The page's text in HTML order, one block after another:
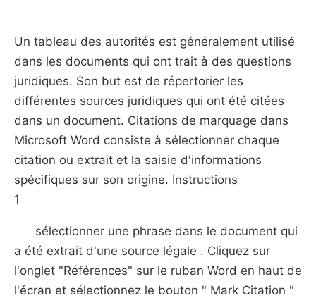
Un tableau des autorités est généralement utilisé
dans les documents qui ont trait à des questions
juridiques. Son but est de répertorier les
différentes sources juridiques qui ont été citées
dans un document. Citations de marquage dans
Microsoft Word consiste à sélectionner chaque
citation ou extrait et la saisie d'informations
spécifiques sur son origine. Instructions
1
sélectionner une phrase dans le document qui
a été extrait d'une source légale . Cliquez sur
l'onglet "Références" sur le ruban Word en haut de
l'écran et sélectionnez le bouton " Mark Citation "